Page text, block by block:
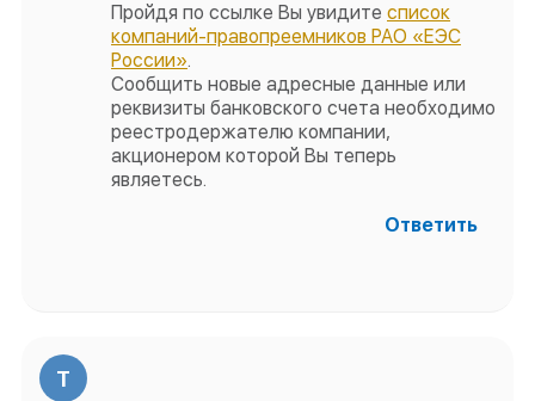
Пройдя по ссылке Вы увидите список
компаний-правопреемников РАО «ЕЭС
России».
Сообщить новые адресные данные или
реквизиты банковского счета необходимо
реестродержателю компании,
акционером которой Вы теперь
являетесь.
Ответить
Т